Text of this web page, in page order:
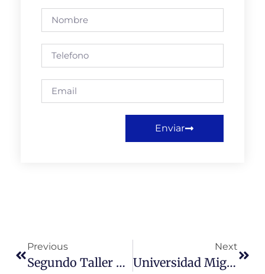
Enviar
Previous
Segundo Taller Laboral CUP. Aprendiendo A Construirse Como Profesional
Next
Universidad Miguel De Cervantes Presenta Libro: “Desde El Estado De La Seguridad Al Estado De La Inteligencia”. Autor: Eduardo Verdugo Hidalgo